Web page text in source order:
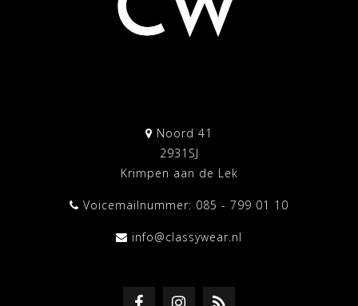
Noord 41
2931SJ
Krimpen aan de Lek
Voicemailnummer: 085 - 799 01 10
info@classywear.nl